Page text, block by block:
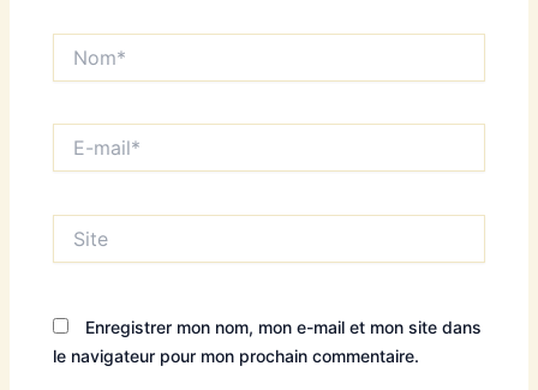
mail*
Enregistrer mon nom, mon e-mail et mon site dans
le navigateur pour mon prochain commentaire.